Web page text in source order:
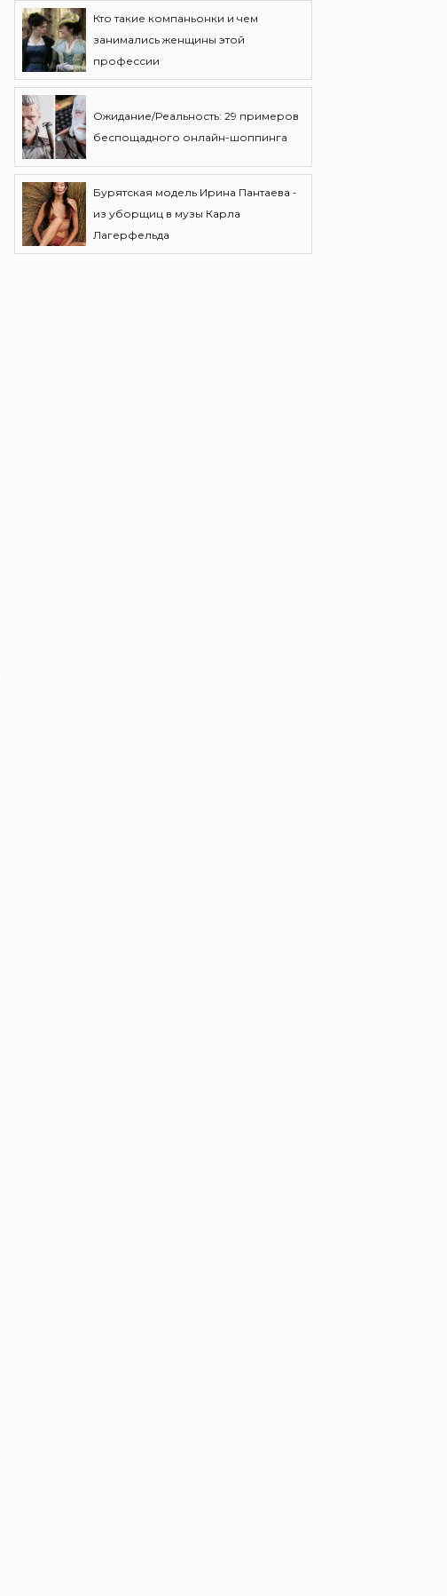
Кто такие компаньонки и чем
занимались женщины этой
профессии
Ожидание/Реальность: 29 примеров
беспощадного онлайн-шоппинга
Бурятская модель Ирина Пантаева -
из уборщиц в музы Карла
Лагерфельда